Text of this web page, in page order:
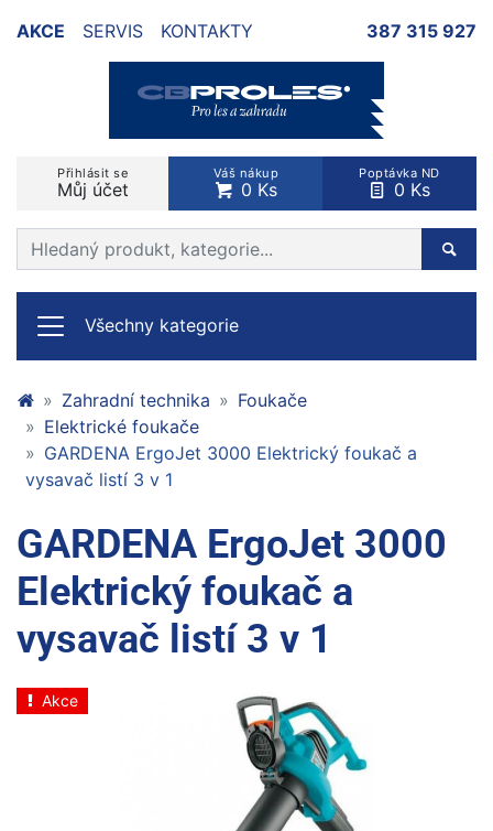
AKCE SERVIS KONTAKTY 387 315 927
Přihlásit se
Můj účet
Váš nákup
0 Ks
Poptávka ND
0 Ks
Prohledat web
Všechny kategorie
Zahradní technika
Foukače
Elektrické foukače
GARDENA ErgoJet 3000 Elektrický foukač a
vysavač listí 3 v 1
GARDENA ErgoJet 3000
Elektrický foukač a
vysavač listí 3 v 1
Akce